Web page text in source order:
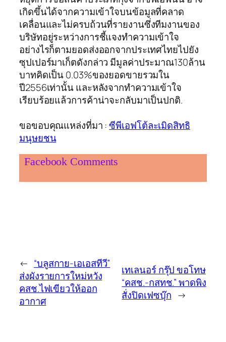
เกิดขึ้นได้จากความเข้าใจบนข้อมูลที่คลาด
เคลื่อนและไม่ครบถ้วนที่รายงานซึ่งทีมงานของ
บริษัทอยู่ระหว่างการชี้แจงทำความเข้าใจ
อย่างไรก็ตามยอดส่งออกจากประเทศไทยไปยัง
ซุปเปอร์มาเก็ตดังกล่าว มีมูลค่าประมาณ130ล้าน
บาทคิดเป็น 0.03%ของยอดขายรวมใน
ปี2556เท่านั้น และหลังจากทำความเข้าใจ
เรียบร้อยแล้วการค้าน่าจะกลับมาเป็นปกติ.
ขอขอบคุณแหล่งที่มา :ซีพีเอฟโต้ละเมิดสิทธิ
มนุษยชน
Facebook Comments
← “บลูสกาย-เอเอสทีวี”
ส่งผังรายการใหม่หวัง
คสช.ไฟเขียวให้ออก
อากาศ
เทเลนอร์ กรุ๊ป ขอโทษ
“คสช.-กสทช.” พาดพิง
สั่งปิดเฟซบุ๊ก →